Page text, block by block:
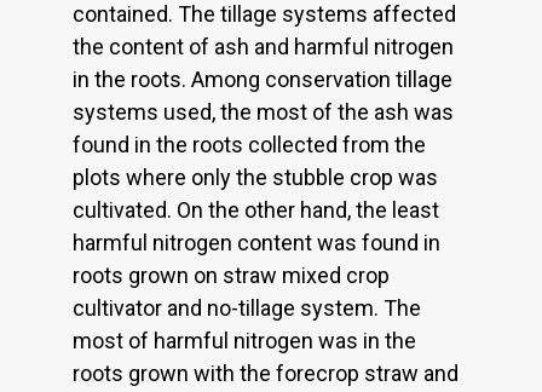
contained. The tillage systems affected
the content of ash and harmful nitrogen
in the roots. Among conservation tillage
systems used, the most of the ash was
found in the roots collected from the
plots where only the stubble crop was
cultivated. On the other hand, the least
harmful nitrogen content was found in
roots grown on straw mixed crop
cultivator and no-tillage system. The
most of harmful nitrogen was in the
roots grown with the forecrop straw and